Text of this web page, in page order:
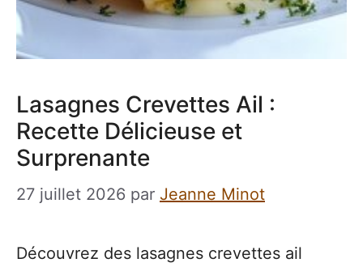
Lasagnes Crevettes Ail :
Recette Délicieuse et
Surprenante
27 juillet 2026 par Jeanne Minot
Découvrez des lasagnes crevettes ail